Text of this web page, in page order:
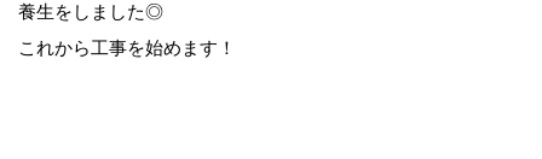
養生をしました◎
これから工事を始めます！